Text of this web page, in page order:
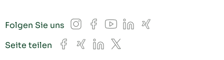
Folgen Sie uns Instagram
Facebook
YouTube
LinkedIn
Xing
Seite teilen Facebook
XingLinkedIn
X